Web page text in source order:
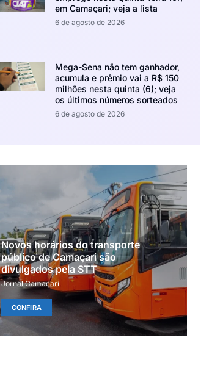
em Camaçari; veja a lista
6 de agosto de 2026
Mega-Sena não tem ganhador,
acumula e prêmio vai a R$ 150
milhões nesta quinta (6); veja
os últimos números sorteados
6 de agosto de 2026
Novos horários do transporte
público de Camaçari são
divulgados pela STT
Jornal Camaçari
CONFIRA